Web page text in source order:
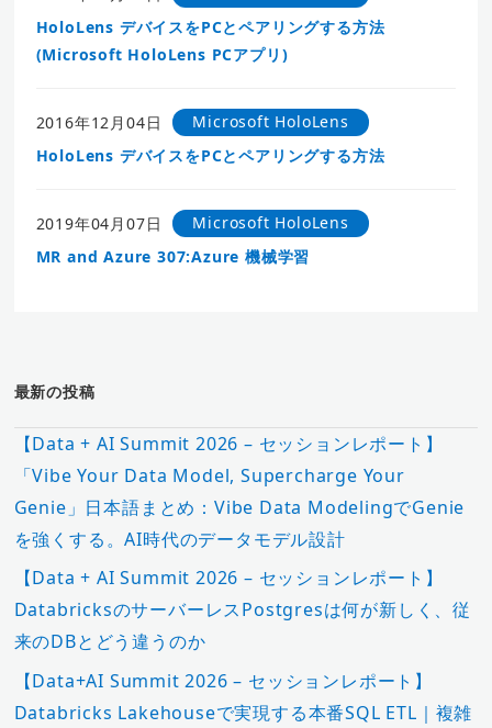
HoloLens デバイスをPCとペアリングする方法
(Microsoft HoloLens PCアプリ)
2016年12月04日
Microsoft HoloLens
HoloLens デバイスをPCとペアリングする方法
2019年04月07日
Microsoft HoloLens
MR and Azure 307:Azure 機械学習
最新の投稿
【Data + AI Summit 2026 – セッションレポート】
「Vibe Your Data Model, Supercharge Your
Genie」日本語まとめ：Vibe Data ModelingでGenie
を強くする。AI時代のデータモデル設計
【Data + AI Summit 2026 – セッションレポート】
DatabricksのサーバーレスPostgresは何が新しく、従
来のDBとどう違うのか
【Data+AI Summit 2026 – セッションレポート】
Databricks Lakehouseで実現する本番SQL ETL｜複雑